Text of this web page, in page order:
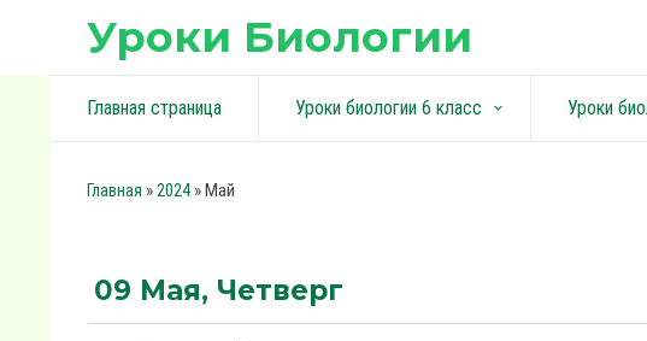
Уроки Биологии
Главная страница Уроки биологии 6 класс keyboard_arrow_down Уроки
Главная »2024 »Май
09 Мая, Четверг